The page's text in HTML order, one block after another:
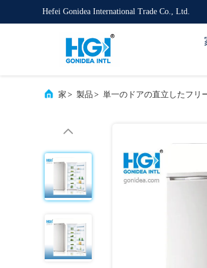
Hefei Gonidea International Trade Co., Ltd.
家 > 製品 > 単一のドアの直立したフリ